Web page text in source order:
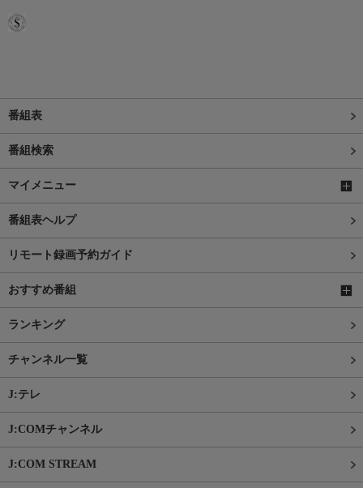
番組表
番組検索
マイメニュー
番組表ヘルプ
リモート録画予約ガイド
おすすめ番組
ランキング
チャンネル一覧
J:テレ
J:COMチャンネル
J:COM STREAM